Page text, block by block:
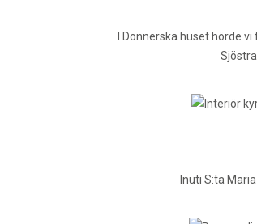
I Donnerska huset hörde
Inuti S:ta